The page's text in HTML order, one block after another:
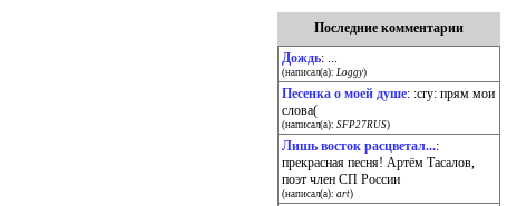
Последние комментарии
Дождь: ...
(написал(а): Loggy)
Песенка о моей душе: :cry: прям мои
слова(
(написал(а): SFP27RUS)
Лишь восток расцветал...:
прекрасная песня! Артём Тасалов,
поэт член СП России
(написал(а): art)